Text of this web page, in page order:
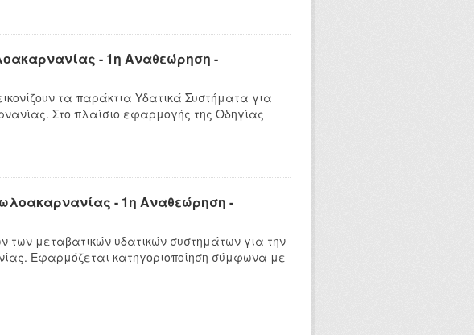
- 1η Αναθεώρηση -
τα παράκτια Υδατικά Συστήματα για
Στο πλαίσιο εφαρμογής της Οδηγίας
- 1η Αναθεώρηση -
μεταβατικών υδατικών συστημάτων για την
Εφαρμόζεται κατηγοριοποίηση σύμφωνα με